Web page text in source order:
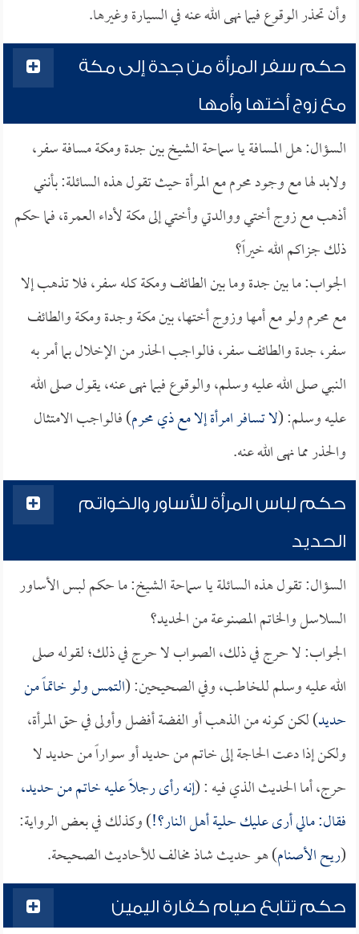
وأن تحذر الوقوع فيما نهى الله عنه في السيارة وغيرها.
حكم سفر المرأة من جدة إلى مكة
مع زوج أختها وأمها
السؤال: هل المسافة يا سماحة الشيخ بين جدة ومكة مسافة سفر،
ولابد لها مع وجود محرم مع المرأة حيث تقول هذه السائلة: بأنني
أذهب مع زوج أختي ووالدتي وأختي إلى مكة لأداء العمرة، فما حكم
ذلك جزاكم الله خيراً؟
الجواب: ما بين جدة وما بين الطائف ومكة كله سفر، فلا تذهب إلا
مع محرم ولو مع أمها وزوج أختها، بين مكة وجدة ومكة والطائف
سفر، جدة والطائف سفر، فالواجب الحذر من الإخلال بما أمر به
النبي صلى الله عليه وسلم، والوقوع فيما نهى عنه، يقول صلى الله
عليه وسلم: (لا تسافر امرأة إلا مع ذي محرم) فالواجب الامتثال
والحذر مما نهى الله عنه.
حكم لباس المرأة للأساور والخواتم
الحديد
السؤال: تقول هذه السائلة يا سماحة الشيخ: ما حكم لبس الأساور
السلاسل والخاتم المصنوعة من الحديد؟
الجواب: لا حرج في ذلك، الصواب لا حرج في ذلك؛ لقوله صلى
الله عليه وسلم للخاطب، وفي الصحيحين: (التمس ولو خاتماً من
حديد) لكن كونه من الذهب أو الفضة أفضل وأولى في حق المرأة،
ولكن إذا دعت الحاجة إلى خاتم من حديد أو سواراً من حديد لا
حرج، أما الحديث الذي فيه : (إنه رأى رجلاً عليه خاتم من حديد،
فقال: مالي أرى عليك حلية أهل النار؟!) وكذلك في بعض الرواية:
(ريح الأصنام) هو حديث شاذ مخالف للأحاديث الصحيحة.
حكم تتابع صيام كفارة اليمين